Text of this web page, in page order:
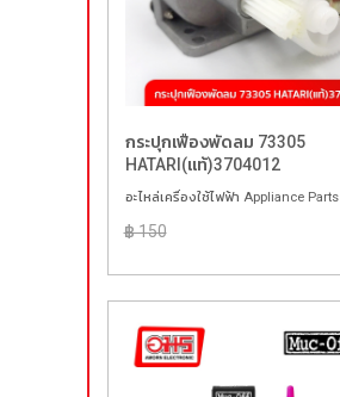
กระปุกเฟืองพัดลม 73305
HATARI(แท้)3704012
อะไหล่เครื่องใช้ไฟฟ้า Appliance Parts
฿ 150